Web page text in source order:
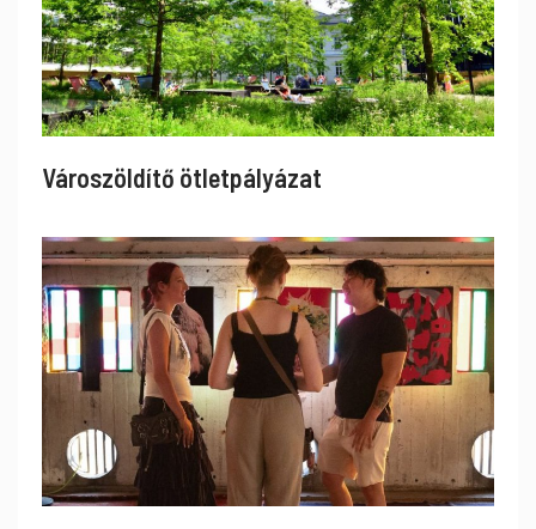
Városzöldítő ötletpályázat